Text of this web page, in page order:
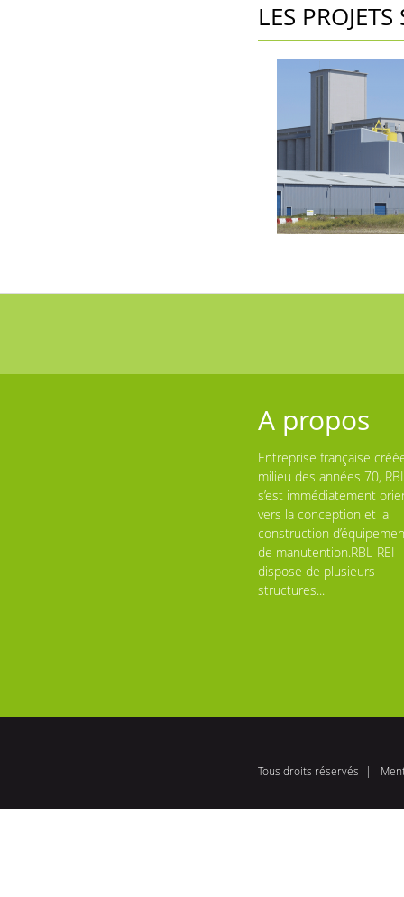
LES
A propos
Entreprise française
milieu des années 70,
s’est immédiatement
vers la conception et la
construction
de manutention.RBL-REI
dispose de plusieurs
structures...
Tous droits réservés